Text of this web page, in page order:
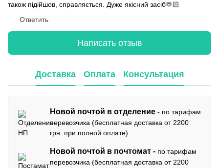
також підійшов, справляється. Дуже якісний засіб🫶🏻
Ответить
Написать отзыв
Доставка Оплата Консультация
Новой почтой в отделение - по тарифам
перевозчика (бесплатная доставка от 2200
грн. при полной оплате).
Новой почтой в почтомат - по тарифам
перевозчика (бесплатная доставка от 2200